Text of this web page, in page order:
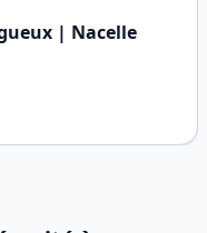
| Nacelle